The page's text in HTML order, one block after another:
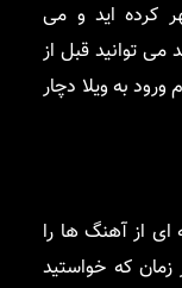
کرده اید و می
توانید قبل از
ورود به ویلا دچار
از آهنگ ها را
که خواستید